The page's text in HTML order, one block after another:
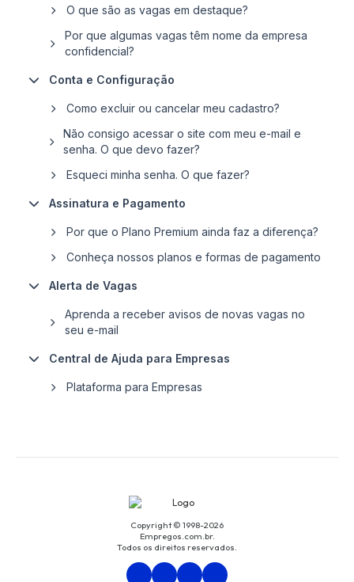
O que são as vagas em destaque?
Por que algumas vagas têm nome da empresa
confidencial?
Conta e Configuração
Como excluir ou cancelar meu cadastro?
Não consigo acessar o site com meu e-mail e
senha. O que devo fazer?
Esqueci minha senha. O que fazer?
Assinatura e Pagamento
Por que o Plano Premium ainda faz a diferença?
Conheça nossos planos e formas de pagamento
Alerta de Vagas
Aprenda a receber avisos de novas vagas no
seu e-mail
Central de Ajuda para Empresas
Plataforma para Empresas
Copyright © 1998-2026
Empregos.com.br.
Todos os direitos reservados.